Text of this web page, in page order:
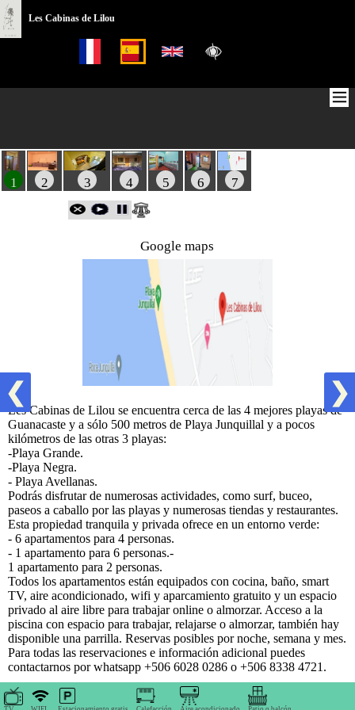
Les Cabinas de Lilou
1 2 3 4 5 6 7
Google maps
❮ ❯
Les Cabinas de Lilou se encuentra cerca de las 4 mejores playas de
Guanacaste y a sólo 500 metros de Playa Junquillal y a pocos
kilómetros de las otras 3 playas:
-Playa Grande.
-Playa Negra.
- Playa Avellanas.
Podrás disfrutar de numerosas actividades, como surf, buceo,
paseos a caballo por las playas y numerosas tiendas y restaurantes.
Esta propiedad tranquila y privada ofrece en un entorno verde:
- 6 apartamentos para 4 personas.
- 1 apartamento para 6 personas.-
1 apartamento para 2 personas.
Todos los apartamentos están equipados con cocina, baño, smart
TV, aire acondicionado, wifi y aparcamiento gratuito y un espacio
privado al aire libre para trabajar online o almorzar. Acceso a la
piscina con espacio para trabajar, relajarse o almorzar, también hay
disponible una parrilla. Reservas posibles por noche, semana y mes.
Para todas las reservaciones e información adicional puedes
contactarnos por whatsapp +506 6028 0286 o +506 8338 4721.